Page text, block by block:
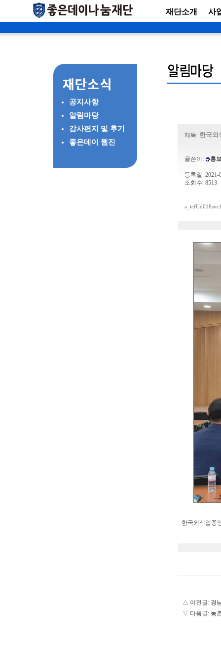
재단소개 사
공지사항
알림마당
감사편지 및 후기
좋은데이 웹진
제목: 한국외
글쓴이: 홍
등록일: 2021-
조회수: 8513
한국외식업중
△ 이전글: 경
▽ 다음글: 농